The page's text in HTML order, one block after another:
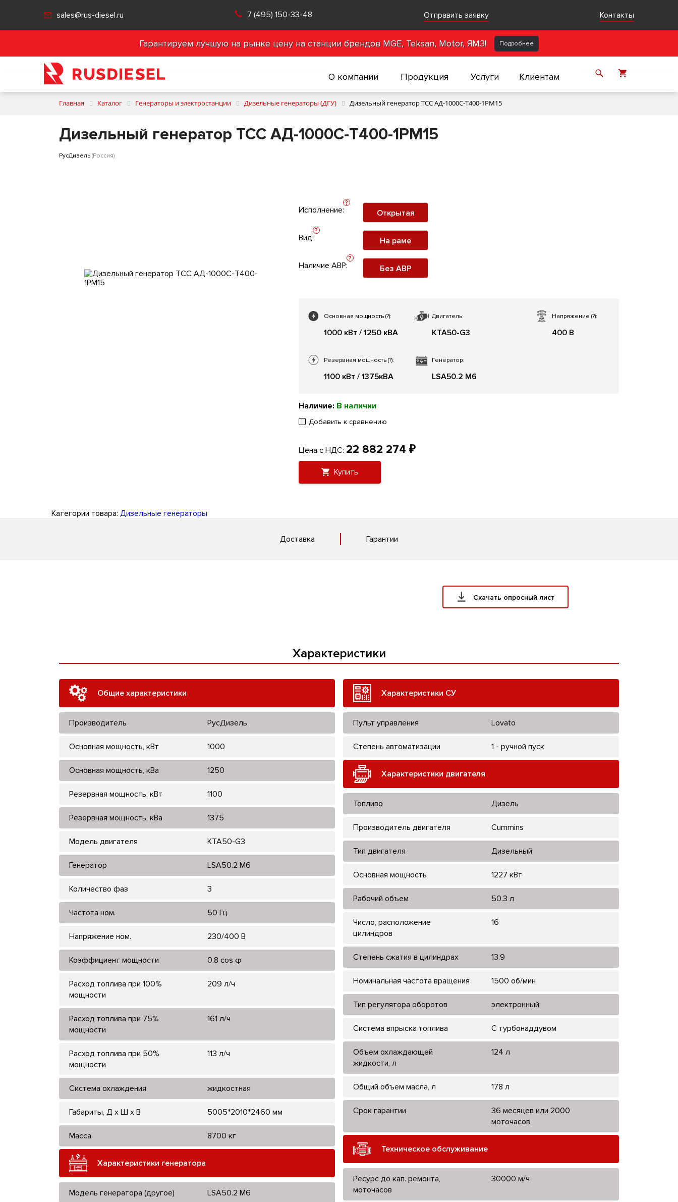
sales@rus-diesel.ru 7 (495) 150-33-48 Отправить заявку Контакты
Гарантируем лучшую на рынке цену на станции брендов MGE, Teksan, Motor, ЯМЗ! Подробнее
О компании Продукция Услуги Клиентам
Главная Каталог Генераторы и электростанции Дизельные генераторы (ДГУ) Дизельный генератор ТСС АД-1000С-Т400-1РМ15
Дизельный генератор ТСС АД-1000С-Т400-1РМ15
РусДизель (Россия)
Исполнение:
?
Открытая
Вид:
?
На раме
Наличие АВР:
?
Без АВР
Основная мощность (?):
1000 кВт / 1250 кВА
Двигатель:
KTA50-G3
Напряжение(?):
400 В
Резервная мощность (?):
1100 кВт / 1375кВА
Генератор:
LSA50.2 M6
Наличие: В наличии
Добавить к сравнению
Цена с НДС: 22 882 274 ₽
Купить
Категории товара: Дизельные генераторы
Доставка Гарантии
Скачать опросный лист
Характеристики
Общие характеристики
Производитель РусДизель
Основная мощность, кВт 1000
Основная мощность, кВа 1250
Резервная мощность, кВт 1100
Резервная мощность, кВа 1375
Модель двигателя KTA50-G3
Генератор LSA50.2 M6
Количество фаз 3
Частота ном. 50 Гц
Напряжение ном. 230/400 В
Коэффициент мощности 0.8 cos φ
Расход топлива при 100%
мощности
209 л/ч
Расход топлива при 75%
мощности
161 л/ч
Расход топлива при 50%
мощности
113 л/ч
Система охлаждения жидкостная
Габариты, Д x Ш x В 5005*2010*2460 мм
Масса 8700 кг
Характеристики генератора
Модель генератора (другое) LSA50.2 M6
Характеристики СУ
Пульт управления Lovato
Степень автоматизации 1 - ручной пуск
Характеристики двигателя
Топливо Дизель
Производитель двигателя Cummins
Тип двигателя Дизельный
Основная мощность 1227 кВт
Рабочий объем 50.3 л
Число, расположение
цилиндров
16
Степень сжатия в цилиндрах 13.9
Номинальная частота вращения 1500 об/мин
Тип регулятора оборотов электронный
Система впрыска топлива С турбонаддувом
Объем охлаждающей
жидкости, л
124 л
Общий объем масла, л 178 л
Срок гарантии
36 месяцев или 2000
моточасов
Техническое обслуживание
Ресурс до кап. ремонта,
моточасов
30000 м/ч